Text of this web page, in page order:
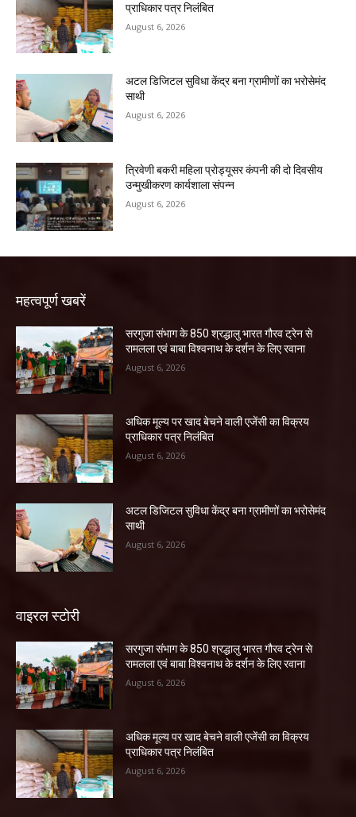
प्राधिकार पत्र निलंबित
August 6, 2026
अटल डिजिटल सुविधा केंद्र बना ग्रामीणों का भरोसेमंद
साथी
August 6, 2026
त्रिवेणी बकरी महिला प्रोड्यूसर कंपनी की दो दिवसीय
उन्मुखीकरण कार्यशाला संपन्न
August 6, 2026
महत्वपूर्ण खबरें
सरगुजा संभाग के 850 श्रद्धालु भारत गौरव ट्रेन से
रामलला एवं बाबा विश्वनाथ के दर्शन के लिए रवाना
August 6, 2026
अधिक मूल्य पर खाद बेचने वाली एजेंसी का विक्रय
प्राधिकार पत्र निलंबित
August 6, 2026
अटल डिजिटल सुविधा केंद्र बना ग्रामीणों का भरोसेमंद
साथी
August 6, 2026
वाइरल स्टोरी
सरगुजा संभाग के 850 श्रद्धालु भारत गौरव ट्रेन से
रामलला एवं बाबा विश्वनाथ के दर्शन के लिए रवाना
August 6, 2026
अधिक मूल्य पर खाद बेचने वाली एजेंसी का विक्रय
प्राधिकार पत्र निलंबित
August 6, 2026